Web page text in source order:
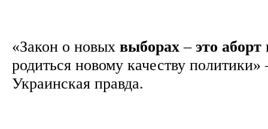
«Закон о новых выборах – это аборт
родиться новому качеству
Украинская правда.